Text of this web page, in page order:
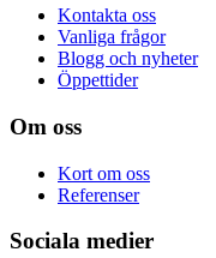
Kontakta oss
Vanliga frågor
Blogg och nyheter
Öppettider
Om oss
Kort om oss
Referenser
Sociala medier